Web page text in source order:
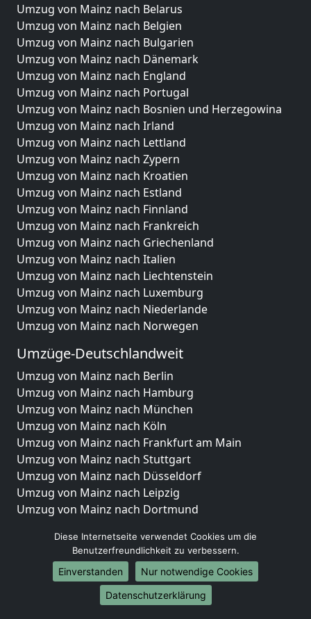
Umzug von Mainz nach Belarus
Umzug von Mainz nach Belgien
Umzug von Mainz nach Bulgarien
Umzug von Mainz nach Dänemark
Umzug von Mainz nach England
Umzug von Mainz nach Portugal
Umzug von Mainz nach Bosnien und Herzegowina
Umzug von Mainz nach Irland
Umzug von Mainz nach Lettland
Umzug von Mainz nach Zypern
Umzug von Mainz nach Kroatien
Umzug von Mainz nach Estland
Umzug von Mainz nach Finnland
Umzug von Mainz nach Frankreich
Umzug von Mainz nach Griechenland
Umzug von Mainz nach Italien
Umzug von Mainz nach Liechtenstein
Umzug von Mainz nach Luxemburg
Umzug von Mainz nach Niederlande
Umzug von Mainz nach Norwegen
Umzüge-Deutschlandweit
Umzug von Mainz nach Berlin
Umzug von Mainz nach Hamburg
Umzug von Mainz nach München
Umzug von Mainz nach Köln
Umzug von Mainz nach Frankfurt am Main
Umzug von Mainz nach Stuttgart
Umzug von Mainz nach Düsseldorf
Umzug von Mainz nach Leipzig
Umzug von Mainz nach Dortmund
Umzug von Mainz nach Bremen
Umzug von Mainz nach Dresden
Umzug von Mainz nach Hannover
Umzug von Mainz nach Nürnberg
Umzug von Mainz nach Duisburg
Diese Internetseite verwendet Cookies um die
Benutzerfreundlichkeit zu verbessern.
Einverstanden
Nur notwendige Cookies
Datenschutzerklärung